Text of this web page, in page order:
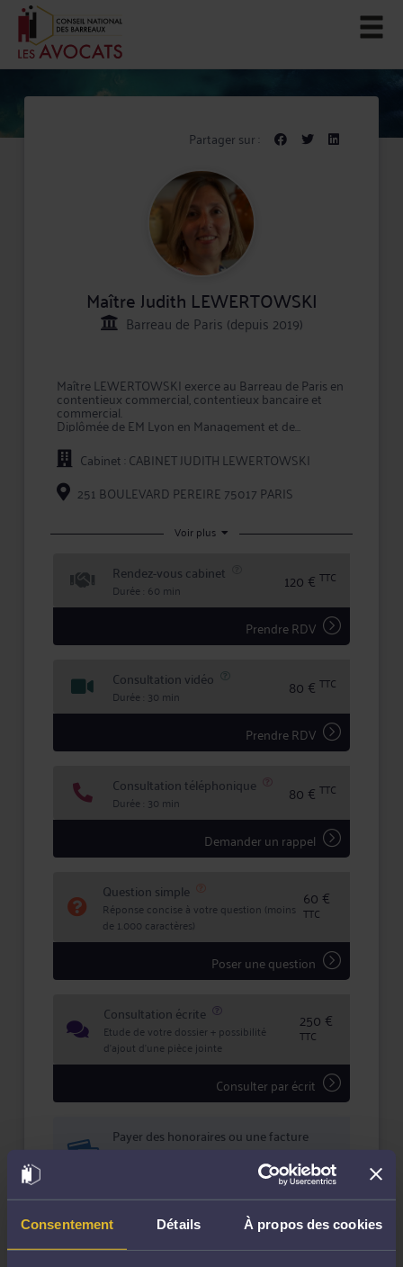
Consentement Détails À propos des cookies
Partager sur :
Maître Judith LEWERTOWSKI
Barreau de Paris (depuis 2019)
Maître LEWERTOWSKI exerce au Barreau de Paris en
contentieux commercial, contentieux bancaire et
commercial.
Diplômée de EM Lyon en Management et de
l'Université Paris Assas et Paris Dauphine en droit /
finances.
Connaissances transversales en droit et en droit des
affaires.
Cabinet : CABINET JUDITH LEWERTOWSKI
251 BOULEVARD PEREIRE 75017 PARIS
Voir plus
Rendez-vous cabinet
Durée : 60 min 120 € TTC
Prendre RDV
Consultation vidéo
Durée : 30 min 80 € TTC
Prendre RDV
Consultation téléphonique
Durée : 30 min 80 € TTC
Demander un rappel
Question simple
Réponse concise à votre question (moins
de 1.000 caractères)
60 €
TTC
Poser une question
Consultation écrite
Etude de votre dossier + possibilité
d'ajout d'une pièce jointe
250 €
TTC
Consulter par écrit
Payer des honoraires ou une facture
honoraires à l’avocat par Carte Bancaire.
Payer